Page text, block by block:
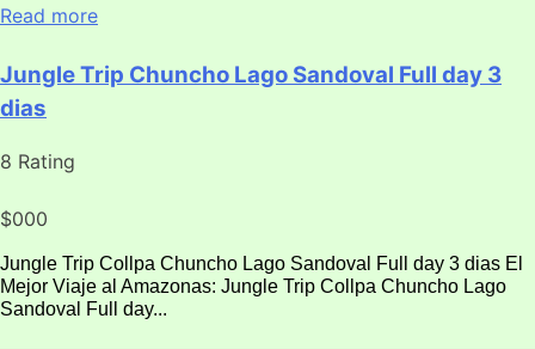
Read more
Jungle Trip Chuncho Lago Sandoval Full day 3
dias
8 Rating
$000
Jungle Trip Collpa Chuncho Lago Sandoval Full day 3 dias El
Mejor Viaje al Amazonas: Jungle Trip Collpa Chuncho Lago
Sandoval Full day...